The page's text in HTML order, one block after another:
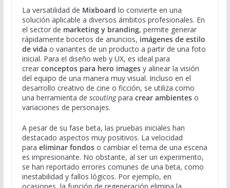
La versatilidad de Mixboard lo convierte en una
solución aplicable a diversos ámbitos profesionales. En
el sector de marketing y branding, permite generar
rápidamente bocetos de anuncios, imágenes de estilo
de vida o variantes de un producto a partir de una foto
inicial. Para el diseño web y UX, es ideal para
crear conceptos para hero imagesy alinear la visión
del equipo de una manera muy visual. Incluso en el
desarrollo creativo de cine o ficción, se utiliza como
una herramienta de scoutingpara crear ambienteso
variaciones de personajes.
A pesar de su fase beta, las pruebas iniciales han
destacado aspectos muy positivos. La velocidad
para eliminar fondoso cambiar el tema de una escena
es impresionante. No obstante, al ser un experimento,
se han reportado errores comunes de una beta, como
inestabilidad y fallos lógicos. Por ejemplo, en